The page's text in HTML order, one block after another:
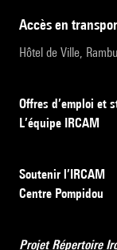
accès en
Hôtel de Ville,
Offres d’emploi et
L’équipe IRCAM
Soutenir l’IRCAM
Centre Pompidou
Projet Répertoire